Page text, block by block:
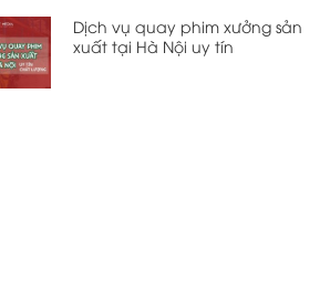
Dịch vụ quay phim xưởng sản
xuất tại Hà Nội uy tín